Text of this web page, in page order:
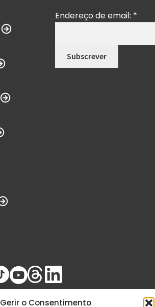
Gerir o Consentimento
Endereço de email: *